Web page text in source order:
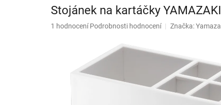
Stojánek na kartáčky
Průměrné
1 hodnocení Podrobnosti hodnocení Značka: